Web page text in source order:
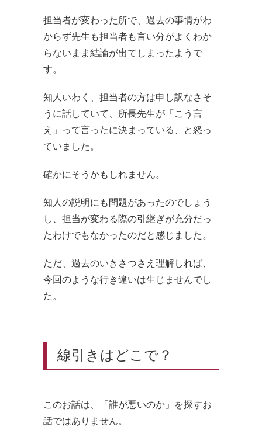
担当者が変わった所で、過去の事情がわ
からず先生も担当者も言い分がよくわか
らないまま結論が出てしまったようで
す。
知人いわく、担当者の方は申し訳なさそ
うに話していて、所長先生が「こう言
え」って言ったに決まっている、と怒っ
ていました。
確かにそうかもしれません。
知人の説明にも問題があったのでしょう
し、担当が変わる際の引継ぎが充分だっ
たわけでもなかったのだと感じました。
ただ、過去のいきさつさえ理解しれば、
今回のような行き違いは生じませんでし
た。
線引きはどこで？
このお話は、「誰が悪いのか」を探すお
話ではありません。